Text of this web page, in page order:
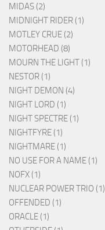
MIDAS (2)
MIDNIGHT RIDER (1)
MOTLEY CRUE (2)
MOTORHEAD (8)
MOURN THE LIGHT (1)
NESTOR (1)
NIGHT DEMON (4)
NIGHT LORD (1)
NIGHT SPECTRE (1)
NIGHTFYRE (1)
NIGHTMARE (1)
NO USE FOR A NAME (1)
NOFX (1)
NUCLEAR POWER TRIO (1)
OFFENDED (1)
ORACLE (1)